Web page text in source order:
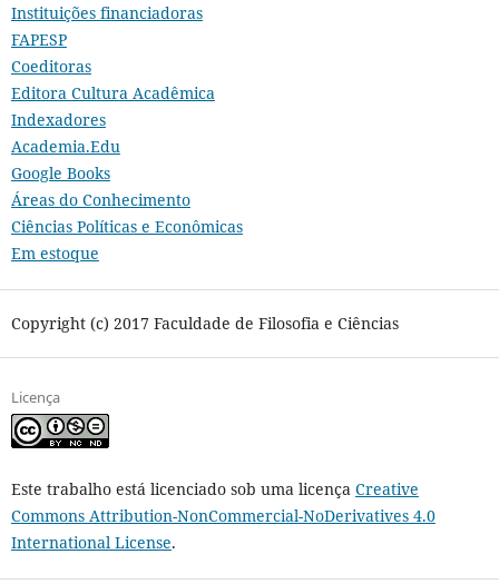
Instituições financiadoras
FAPESP
Coeditoras
Editora Cultura Acadêmica
Indexadores
Academia.Edu
Google Books
Áreas do Conhecimento
Ciências Políticas e Econômicas
Em estoque
Copyright (c) 2017 Faculdade de Filosofia e Ciências
Licença
Este trabalho está licenciado sob uma licença Creative
Commons Attribution-NonCommercial-NoDerivatives 4.0
International License.